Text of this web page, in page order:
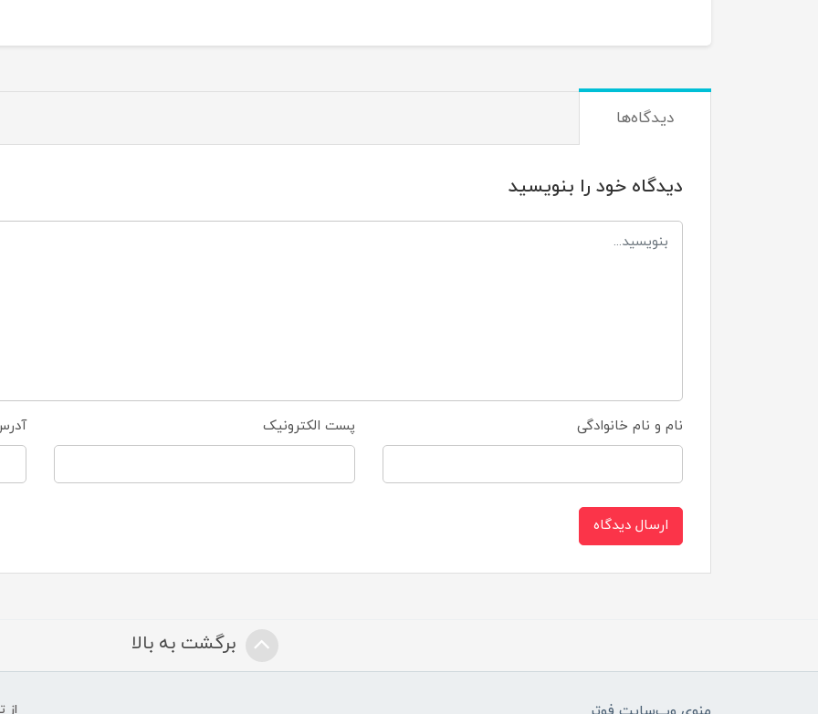
دیدگاه‌ها
دیدگاه خود را بنویسید
نام و نام خانوادگی پست الکترونیک
ارسال دیدگاه
برگشت به بالا
از